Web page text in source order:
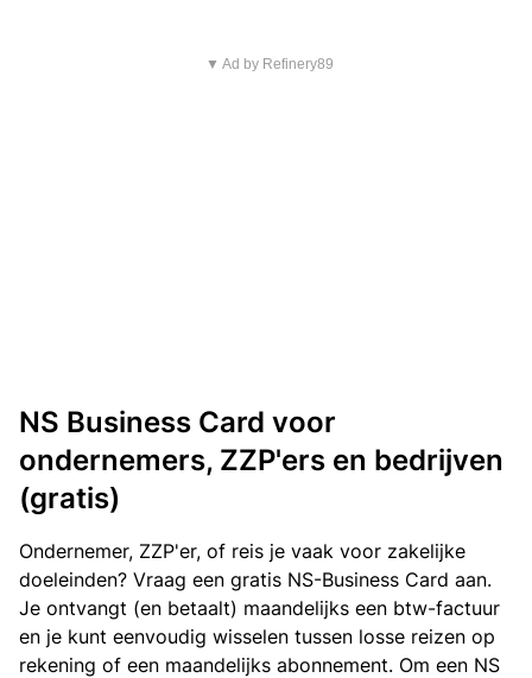
▼ Ad by Refinery89
NS Business Card voor
ondernemers, ZZP'ers en bedrijven
(gratis)
Ondernemer, ZZP'er, of reis je vaak voor zakelijke
doeleinden? Vraag een gratis NS-Business Card aan.
Je ontvangt (en betaalt) maandelijks een btw-factuur
en je kunt eenvoudig wisselen tussen losse reizen op
rekening of een maandelijks abonnement. Om een NS